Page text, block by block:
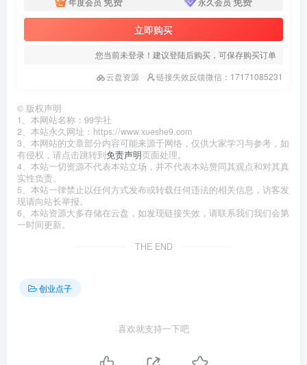
立即购买
您当前未登录！建议登陆后购买，可保存购买订单
云盘资源
链接失效反馈微信：17171085231
© 版权声明
1、本网站名称：99学社
2、本站永久网址：https://www.xueshe9.com
3、本网站的文章部分内容可能来源于网络，仅供大家学习与参考，如
有侵权，请点击跳转到免责声明页面处理。
4、本站一切资源不代表本站立场，并不代表本站赞同其观点和对其真
实性负责。
5、本站一律禁止以任何方式发布或转载任何违法的相关信息，访客发
现请向站长举报。
6、本站资源大多存储在云盘，如发现链接失效，请联系我们我们会第
一时间更新。
THE END
创业点子
喜欢就支持一下吧